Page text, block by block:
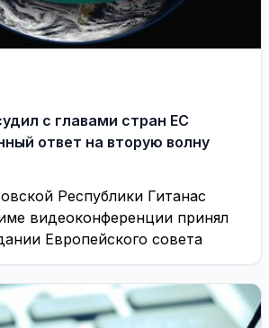
с главами стран ЕС
ответ на вторую волну
Республики Гитанас
видеоконференции принял
Европейского совета